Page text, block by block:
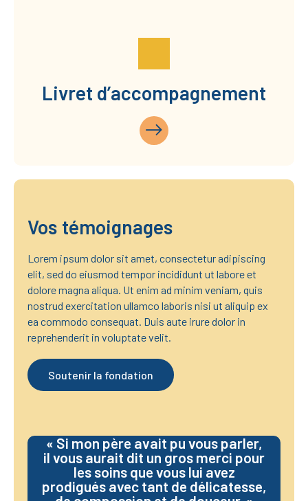
Livret d’accompagnement
Vos témoignages
Lorem ipsum dolor sit amet, consectetur adipiscing
elit, sed do eiusmod tempor incididunt ut labore et
dolore magna aliqua. Ut enim ad minim veniam, quis
nostrud exercitation ullamco laboris nisi ut aliquip ex
ea commodo consequat. Duis aute irure dolor in
reprehenderit in voluptate velit.
Soutenir la fondation
« Si mon père avait pu vous parler,
il vous aurait dit un gros merci pour
les soins que vous lui avez
prodigués avec tant de délicatesse,